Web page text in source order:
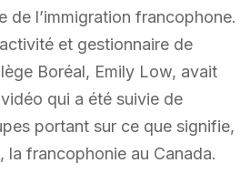
de l’immigration francophone.
et gestionnaire de
Boréal, Emily Low, avait
qui a été suivie de
portant sur ce que signifie,
la francophonie au Canada.